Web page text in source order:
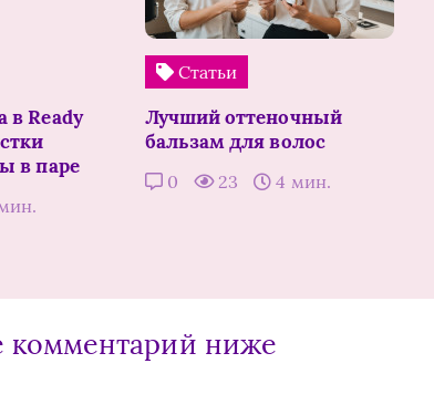
в Ready
в паре
Статьи
Лучший оттеночный
бальзам для волос
0 23 4 мин.
комментарий ниже